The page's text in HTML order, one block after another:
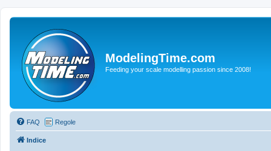
ModelingTime.com
Feeding your scale modelling passion since 2008!
FAQ Regole
Indice